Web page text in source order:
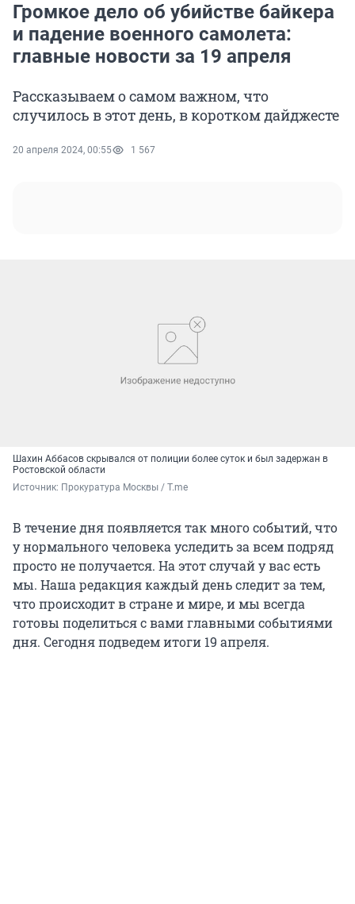
Громкое дело об убийстве байкера
и падение военного самолета:
главные новости за 19 апреля
Рассказываем о самом важном, что
случилось в этот день, в коротком дайджесте
20 апреля 2024, 00:55 1 567
Шахин Аббасов скрывался от полиции более суток и был задержан в
Ростовской области
Источник: Прокуратура Москвы / T.me
В течение дня появляется так много событий, что
у нормального человека уследить за всем подряд
просто не получается. На этот случай у вас есть
мы. Наша редакция каждый день следит за тем,
что происходит в стране и мире, и мы всегда
готовы поделиться с вами главными событиями
дня. Сегодня подведем итоги 19 апреля.